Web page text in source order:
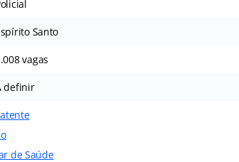
Santo
vagas
definir
de Saúde